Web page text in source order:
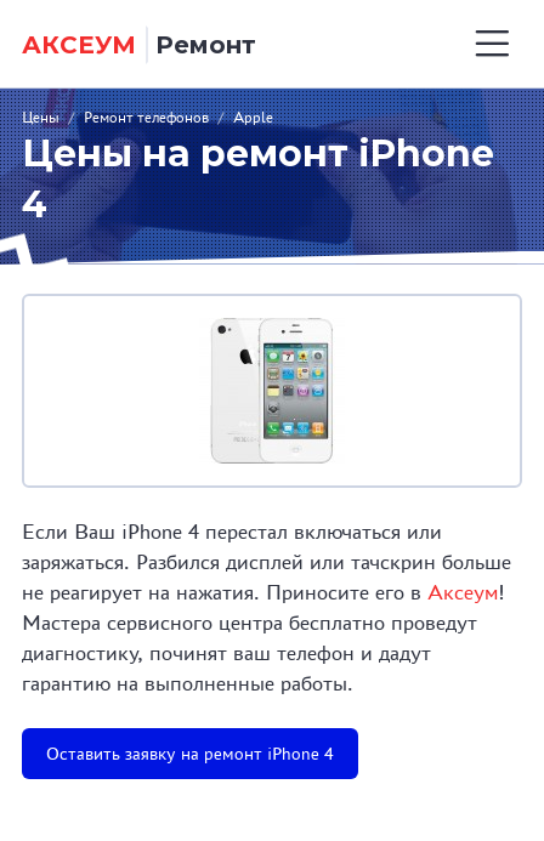
АКСЕУМ Ремонт
Цены / Ремонт телефонов / Apple
Цены на ремонт iPhone
4
Если Ваш iPhone 4 перестал включаться или
заряжаться. Разбился дисплей или тачскрин больше
не реагирует на нажатия. Приносите его в Аксеум!
Мастера сервисного центра бесплатно проведут
диагностику, починят ваш телефон и дадут
гарантию на выполненные работы.
Оставить заявку на ремонт iPhone 4